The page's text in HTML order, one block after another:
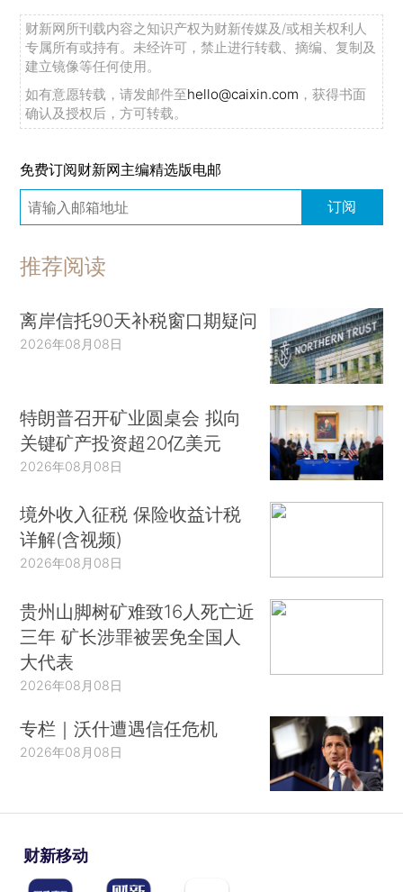
财新网所刊载内容之知识产权为财新传媒及/或相关权利人
专属所有或持有。未经许可，禁止进行转载、摘编、复制及
建立镜像等任何使用。
如有意愿转载，请发邮件至hello@caixin.com ，获得书面
确认及授权后，方可转载。
免费订阅财新网主编精选版电邮
订阅
推荐阅读
离岸信托90天补税窗口期疑问
2026年08月08日
特朗普召开矿业圆桌会 拟向
关键矿产投资超20亿美元
2026年08月08日
境外收入征税 保险收益计税
详解(含视频)
2026年08月08日
贵州山脚树矿难致16人死亡近
三年 矿长涉罪被罢免全国人
大代表
2026年08月08日
专栏｜沃什遭遇信任危机
2026年08月08日
财新移动